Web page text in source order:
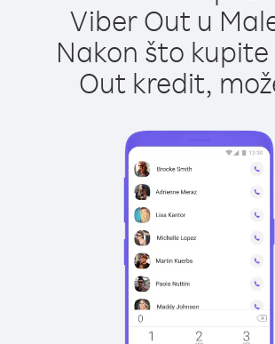
Viber Out u
Nakon što
Out kredit,